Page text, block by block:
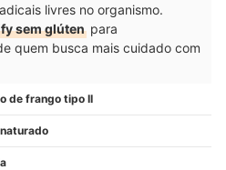
livres no organismo.
sem glúten para
quem busca mais cuidado com
de frango tipo II